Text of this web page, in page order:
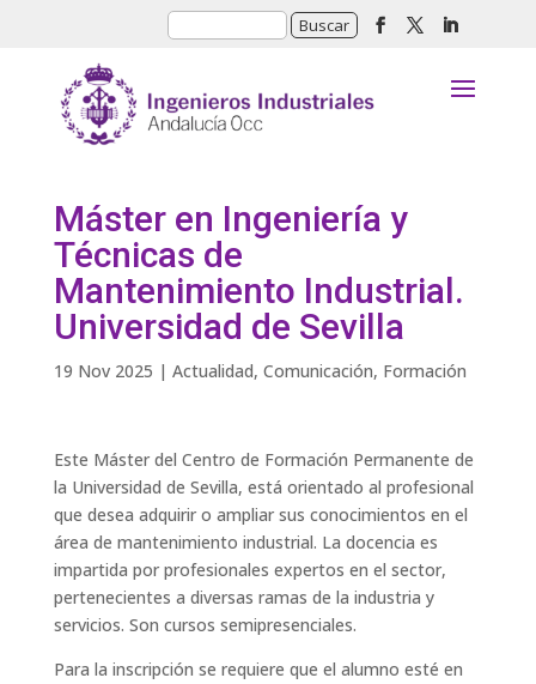
Máster en Ingeniería y
Técnicas de
Mantenimiento Industrial.
Universidad de Sevilla
19 Nov 2025 | Actualidad, Comunicación, Formación
Este Máster del Centro de Formación Permanente de
la Universidad de Sevilla, está orientado al profesional
que desea adquirir o ampliar sus conocimientos en el
área de mantenimiento industrial. La docencia es
impartida por profesionales expertos en el sector,
pertenecientes a diversas ramas de la industria y
servicios. Son cursos semipresenciales.
Para la inscripción se requiere que el alumno esté en